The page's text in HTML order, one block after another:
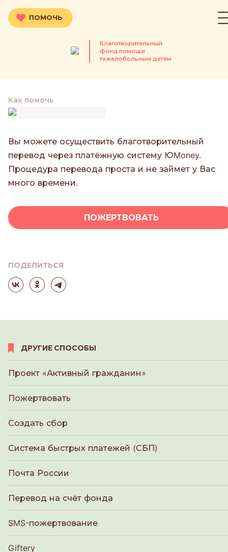
Благотворительный
фонд помощи
тяжелобольным детям
ПОМОЧЬ
Как помочь
ДРУГИЕ СПОСОБЫ
Проект «Активный гражданин»
Пожертвовать
Создать сбор
Система быстрых платежей (СБП)
Почта России
Перевод на счёт фонда
SMS-пожертвование
Giftery
Вы можете осуществить благотворительный
перевод через платёжную систему ЮMoney.
Процедура перевода проста и не займет у Вас
много времени.
ПОЖЕРТВОВАТЬ
ПОДЕЛИТЬСЯ